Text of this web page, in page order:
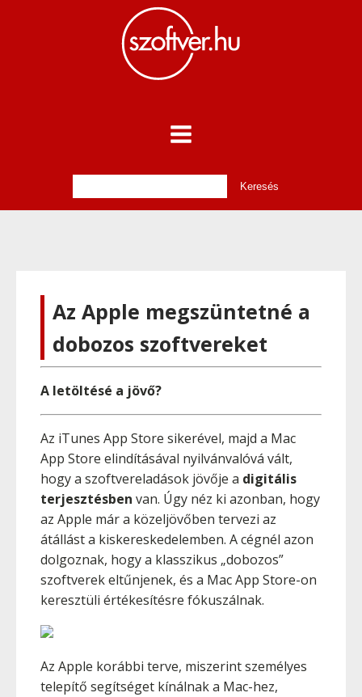
Az Apple megszüntetné a
dobozos szoftvereket
A letöltésé a jövő?
Az iTunes App Store sikerével, majd a Mac
App Store elindításával nyilvánvalóvá vált,
hogy a szoftvereladások jövője a digitális
terjesztésben van. Úgy néz ki azonban, hogy
az Apple már a közeljövőben tervezi az
átállást a kiskereskedelemben. A cégnél azon
dolgoznak, hogy a klasszikus „dobozos”
szoftverek eltűnjenek, és a Mac App Store-on
keresztüli értékesítésre fókuszálnak.
Az Apple korábbi terve, miszerint személyes
telepítő segítséget kínálnak a Mac-hez,